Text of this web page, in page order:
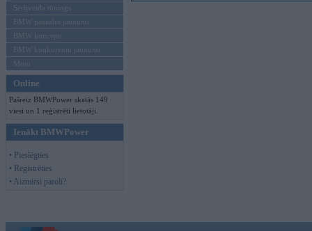
Sērijveida tūnings
BMW pasaules jaunumi
BMW koncepti
BMW konkurentu jaunumi
Moto
Online
Pašreiz BMWPower skatās 149
viesi un 1 reģistrēti lietotāji.
Ienākt BMWPower
• Pieslēgties
• Reģistrēties
• Aizmirsi paroli?